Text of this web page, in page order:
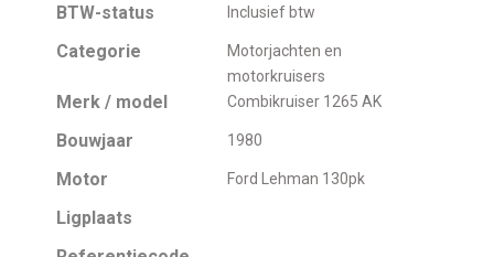
BTW-status Inclusief btw
Categorie
Motorjachten en
motorkruisers
Merk / model Combikruiser 1265 AK
Bouwjaar 1980
Motor Ford Lehman 130pk
Ligplaats